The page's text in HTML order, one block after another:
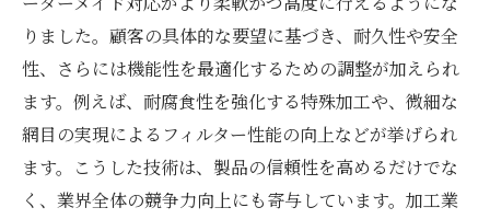
りました。顧客の具体的な要望に基づき、耐久性や安全
性、さらには機能性を最適化するための調整が加えられ
ます。例えば、耐腐食性を強化する特殊加工や、微細な
網目の実現によるフィルター性能の向上などが挙げられ
ます。こうした技術は、製品の信頼性を高めるだけでな
く、業界全体の競争力向上にも寄与しています。加工業